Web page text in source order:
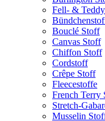
Fell- &
Bouclé Stoff
Canvas Stoff
Chiffon Stoff
Cordstoff
Crêpe Stoff
Fleecestoffe
French Terry
Stretch-
Musselin